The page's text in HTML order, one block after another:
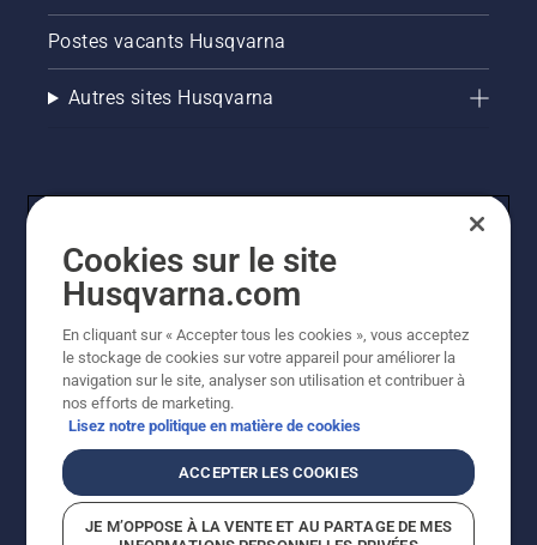
Postes vacants Husqvarna
Autres sites Husqvarna
© Husqvarna AB (publ). Tous droits réservés. Les prix
indiqués sont des prix de vente conseillés. Tous les prix
indiqués sont des prix de vente recommandés (TVA
incluse), sauf si le produit est disponible pour un achat
direct.
Politique relative aux cookiesConditions d'utilisation
Cookies sur le site
Husqvarna.com
En cliquant sur « Accepter tous les cookies », vous acceptez
le stockage de cookies sur votre appareil pour améliorer la
navigation sur le site, analyser son utilisation et contribuer à
nos efforts de marketing.
Lisez notre politique en matière de cookies
ACCEPTER LES COOKIES
JE M’OPPOSE À LA VENTE ET AU PARTAGE DE MES